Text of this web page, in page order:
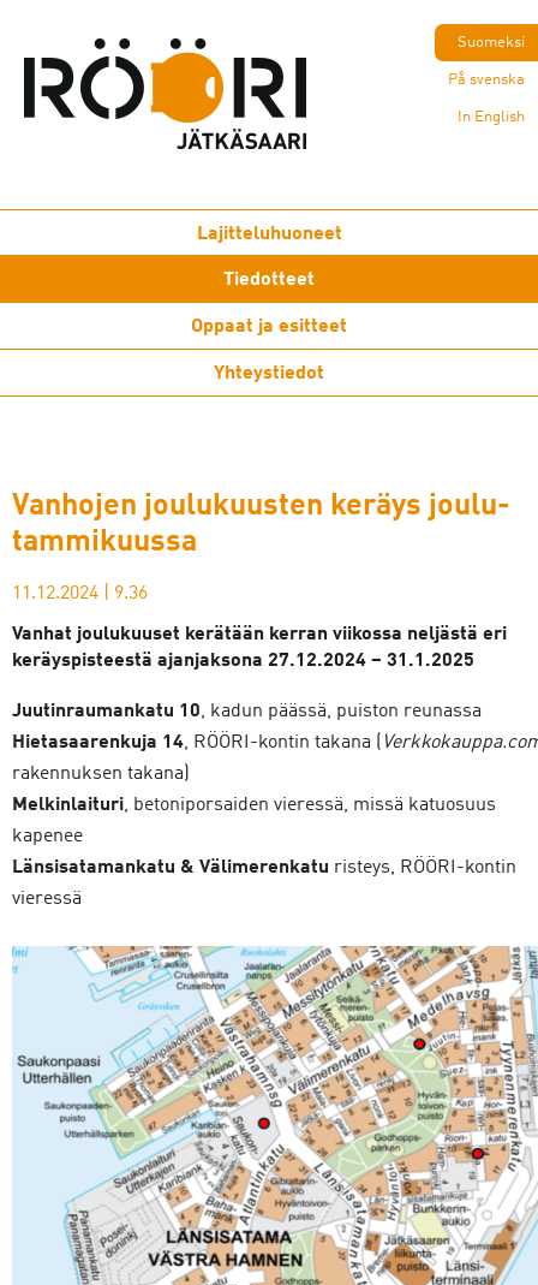
Suomeksi
På svenska
In English
Lajitteluhuoneet
Tiedotteet
Oppaat ja esitteet
Yhteystiedot
Vanhojen joulukuusten keräys joulu-
tammikuussa
11.12.2024 9.36
Vanhat joulukuuset kerätään kerran viikossa neljästä eri
keräyspisteestä ajanjaksona 27.12.2024 – 31.1.2025
Juutinraumankatu 10, kadun päässä, puiston reunassa
Hietasaarenkuja 14, RÖÖRI-kontin takana (
rakennuksen takana)
Melkinlaituri, betoniporsaiden vieressä, missä katuosuus
kapenee
Länsisatamankatu & Välimerenkatu risteys, RÖÖRI-kontin
vieressä